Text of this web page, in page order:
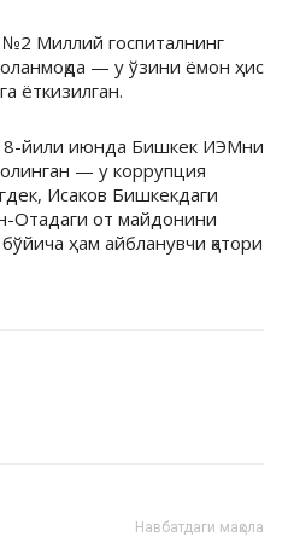
№2 Миллий госпиталнинг
— у ўзини ёмон ҳис
ёткизилган.
йили июнда Бишкек ИЭМни
— у коррупция
Исаков Бишкекдаги
Отадаги от майдонини
ҳам айбланувчи қатори
Навбатдаги мақола